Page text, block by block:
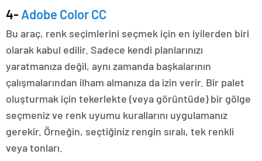
4-Adobe Color CC
Bu araç, renk seçimlerini seçmek için en iyilerden biri
olarak kabul edilir. Sadece kendi planlarınızı
yaratmanıza değil, aynı zamanda başkalarının
çalışmalarından ilham almanıza da izin verir. Bir palet
oluşturmak için tekerlekte (veya görüntüde) bir gölge
seçmeniz ve renk uyumu kurallarını uygulamanız
gerekir. Örneğin, seçtiğiniz rengin sıralı, tek renkli
veya tonları.